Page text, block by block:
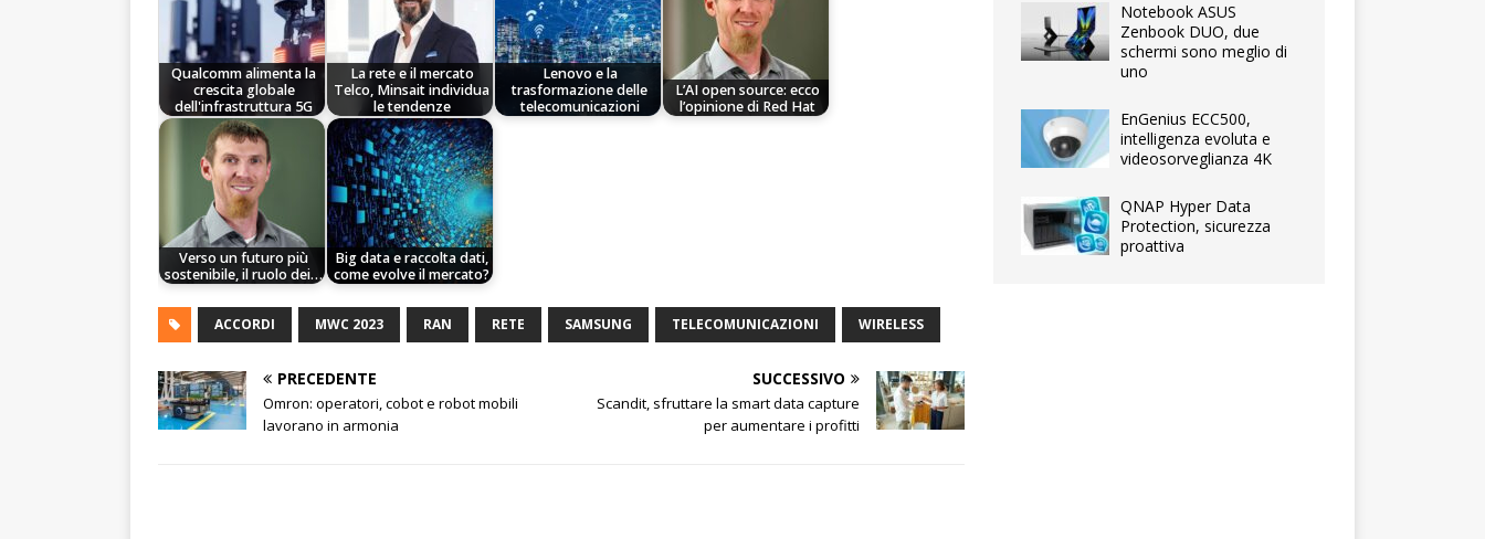
Qualcomm alimenta la
crescita globale
dell'infrastruttura 5G
La rete e il mercato
Telco, Minsait individua
le tendenze
Lenovo e la
trasformazione delle
telecomunicazioni
L’AI open source: ecco
l’opinione di Red Hat
Verso un futuro più
sostenibile, il ruolo dei…
Big data e raccolta dati,
come evolve il mercato?
ACCORDI MWC 2023 RAN RETE SAMSUNG TELECOMUNICAZIONI WIRELESS
PRECEDENTE
Omron: operatori, cobot e robot mobili
lavorano in armonia
SUCCESSIVO
Scandit, sfruttare la smart data capture
per aumentare i profitti
Notebook ASUS
Zenbook DUO, due
schermi sono meglio di
uno
EnGenius ECC500,
intelligenza evoluta e
videosorveglianza 4K
QNAP Hyper Data
Protection, sicurezza
proattiva